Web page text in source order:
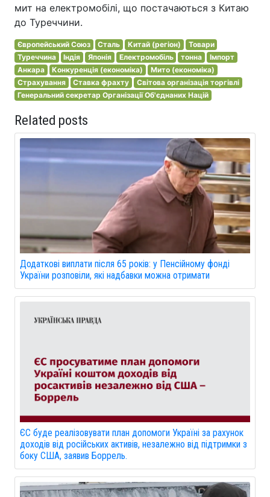
мит на електромобілі, що постачаються з Китаю
до Туреччини.
Європейський Союз Сталь Китай (регіон)
Товари
Туреччина
Індія Японія Електромобіль тонна
Імпорт
Анкара
Конкуренція (економіка)
Мито (економіка)
Страхування
Ставка фрахту
Світова організація торгівлі
Генеральний секретар Організації Об'єднаних Націй
Related posts
Додаткові виплати після 65 років: у Пенсійному фонді
України розповіли, які надбавки можна отримати
ЄС буде реалізовувати план допомоги Україні за рахунок
доходів від російських активів, незалежно від підтримки з
боку США, заявив Боррель.